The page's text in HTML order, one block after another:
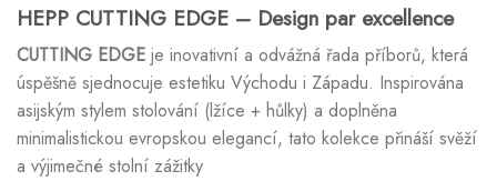
HEPP CUTTING EDGE – Design par excellence
CUTTING EDGE je inovativní a odvážná řada příborů, která
úspěšně sjednocuje estetiku Východu i Západu. Inspirována
asijským stylem stolování (lžíce + hůlky) a doplněna
minimalistickou evropskou elegancí, tato kolekce přináší svěží
a výjimečné stolní zážitky